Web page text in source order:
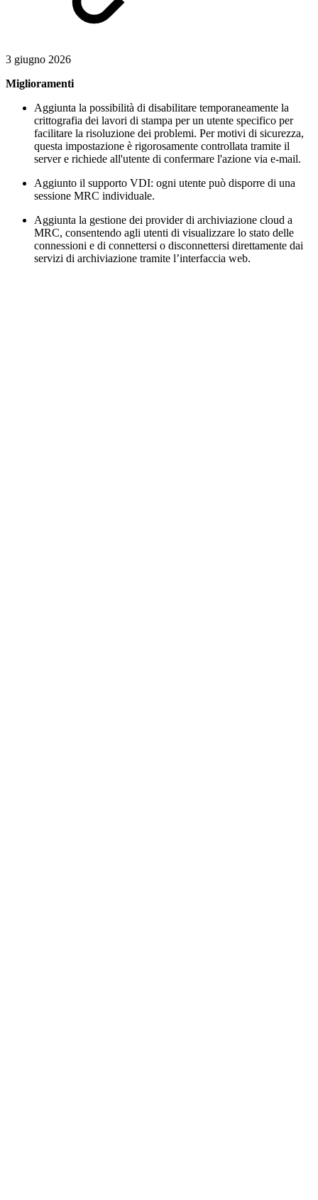
3 giugno 2026
Miglioramenti
Aggiunta la possibilità di disabilitare temporaneamente la
crittografia dei lavori di stampa per un utente specifico per
facilitare la risoluzione dei problemi. Per motivi di sicurezza,
questa impostazione è rigorosamente controllata tramite il
server e richiede all'utente di confermare l'azione via e-mail.
Aggiunto il supporto VDI: ogni utente può disporre di una
sessione MRC individuale.
Aggiunta la gestione dei provider di archiviazione cloud a
MRC, consentendo agli utenti di visualizzare lo stato delle
connessioni e di connettersi o disconnettersi direttamente dai
servizi di archiviazione tramite l’interfaccia web.